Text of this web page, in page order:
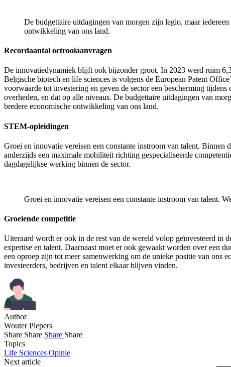
De budgettaire uitdagingen van morgen zijn legio, maar
ontwikkeling van ons land.
Recordaantal octrooiaanvragen
De innovatiedynamiek blijft ook bijzonder groot. In 2023 werd ruim
Belgische biotech en life sciences is volgens de European Patent
voorwaarde tot investering en geven de sector een bescherming
overheden, en dat op alle niveaus. De budgettaire uitdagingen van
bredere economische ontwikkeling van ons land.
STEM-opleidingen
Groei en innovatie vereisen een constante instroom van talent. Binnen
anderzijds een maximale mobiliteit richting gespecialiseerde
dagdagelijkse werking binnen de sector.
Groei en innovatie vereisen een constante instroom van talent.
Groeiende competitie
Uiteraard wordt er ook in de rest van de wereld volop geïnvesteerd in
expertise en talent. Daarnaast moet er ook gewaakt worden over een
een oproep zijn tot meer samenwerking om de unieke positie van ons
investeerders, bedrijven en talent elkaar blijven vinden.
Author
Wouter Piepers
Share Share Share Share
Topics
Life Sciences Opinie
Next article